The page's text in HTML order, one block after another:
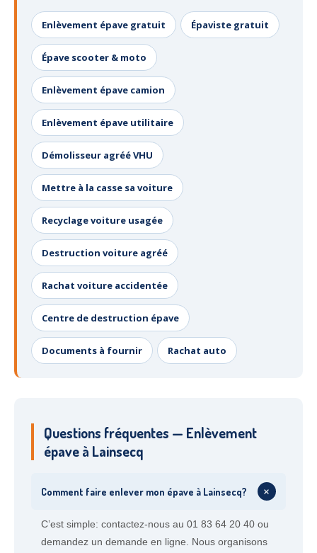
Enlèvement épave gratuit Épaviste gratuit
Épave scooter & moto
Enlèvement épave camion
Enlèvement épave utilitaire
Démolisseur agréé VHU
Mettre à la casse sa voiture
Recyclage voiture usagée
Destruction voiture agréé
Rachat voiture accidentée
Centre de destruction épave
Documents à fournir Rachat auto
Questions fréquentes — Enlèvement
épave à Lainsecq
Comment faire enlever mon épave à Lainsecq? +
C’est simple: contactez-nous au 01 83 64 20 40 ou
demandez un demande en ligne. Nous organisons